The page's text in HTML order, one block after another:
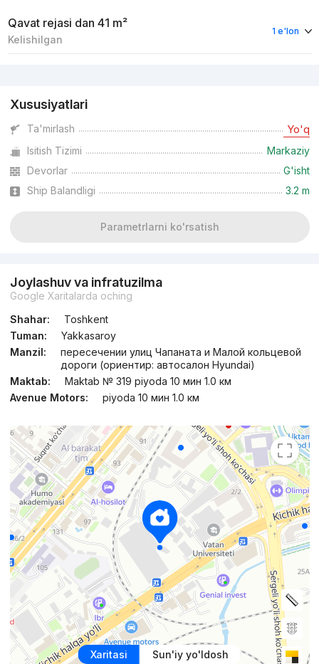
Qavat rejasi dan 41 m²
Kelishilgan
1 e'lon
Xususiyatlari
Ta'mirlash Yo'q
Isitish Tizimi
Markaziy
Devorlar
G'isht
Ship Balandligi
3.2 m
Parametrlarni ko'rsatish
Joylashuv va infratuzilma
Google Xaritalarda oching
Shahar:
Toshkent
Tuman:
Yakkasaroy
Manzil:
пересечении улиц Чапаната и Малой кольцевой
дороги (ориентир: автосалон Hyundai)
Maktab:
Maktab № 319 piyoda 10 мин 1.0 км
Avenue Motors:
piyoda 10 мин 1.0 км
Xaritasi Sun'iy yo'ldosh